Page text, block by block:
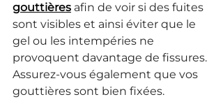
gouttières afin de voir si des fuites
sont visibles et ainsi éviter que le
gel ou les intempéries ne
provoquent davantage de fissures.
Assurez-vous également que vos
gouttières sont bien fixées.